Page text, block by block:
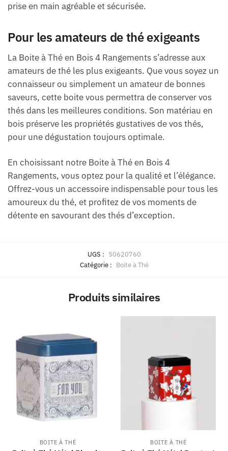
prise en main agréable et sécurisée.
Pour les amateurs de thé exigeants
La Boite à Thé en Bois 4 Rangements s’adresse aux
amateurs de thé les plus exigeants. Que vous soyez un
connaisseur ou simplement un amateur de bonnes
saveurs, cette boite vous permettra de conserver vos
thés dans les meilleures conditions. Son matériau en
bois préserve les propriétés gustatives de vos thés,
pour une dégustation toujours optimale.
En choisissant notre Boite à Thé en Bois 4
Rangements, vous optez pour la qualité et l’élégance.
Offrez-vous un accessoire indispensable pour tous les
amoureux du thé, et profitez de vos moments de
détente en savourant des thés d’exception.
UGS : 50620760
Catégorie : Boite à Thé
Produits similaires
BOITE À THÉ BOITE À THÉ